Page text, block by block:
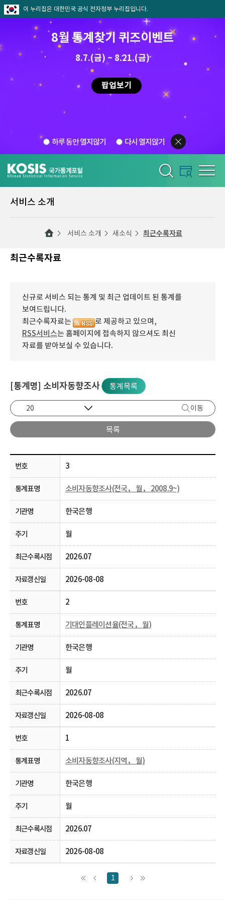
이 누리집은 대한민국 공식 전자정부 누리집입니다.
8월 통계찾기 퀴즈이벤트
8.7.(금) ~ 8.21.(금)
팝업보기
하루 동안 열지않기 다시 열지않기
서비스 소개
서비스 소개 새소식 최근수록자료
최근수록자료
신규로 서비스 되는 통계 및 최근 업데이트 된 통계를
보여드립니다.
최근수록자료는
로 제공하고 있으며,
RSS서비스는 홈페이지에 접속하지 않으셔도 최신
자료를 받아보실 수 있습니다.
[통계명] 소비자동향조사 통계목록
이동
목록
3
소비자동향조사(전국， 월， 2008.9~)
한국은행
월
2026.07
2026-08-08
2
기대인플레이션율(전국， 월)
한국은행
월
2026.07
2026-08-08
1
소비자동향조사(지역， 월)
한국은행
월
2026.07
2026-08-08
1